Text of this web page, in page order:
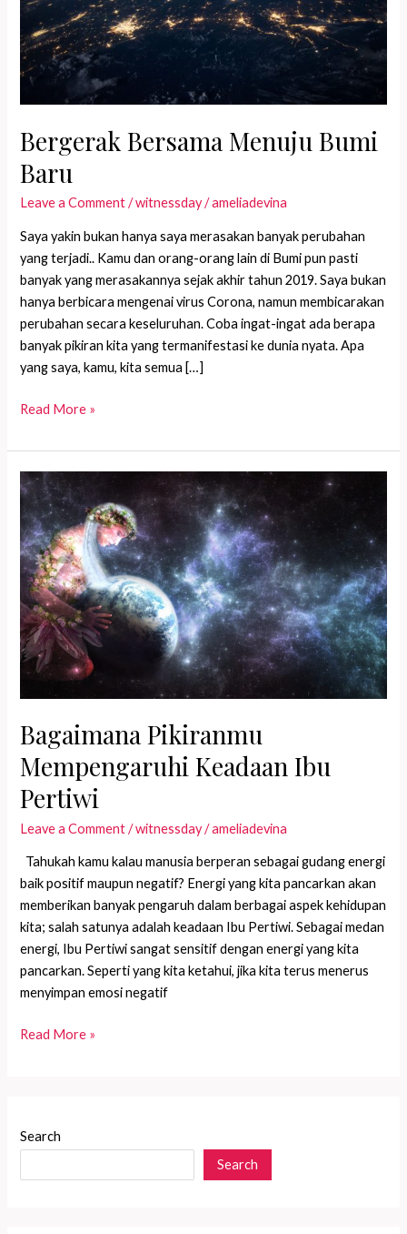
Bergerak Bersama Menuju Bumi
Baru
Leave a Comment /witnessday/ameliadevina
Saya yakin bukan hanya saya merasakan banyak perubahan
yang terjadi.. Kamu dan orang-orang lain di Bumi pun pasti
banyak yang merasakannya sejak akhir tahun 2019. Saya bukan
hanya berbicara mengenai virus Corona, namun membicarakan
perubahan secara keseluruhan. Coba ingat-ingat ada berapa
banyak pikiran kita yang termanifestasi ke dunia nyata. Apa
yang saya, kamu, kita semua […]
Bergerak
Menuju
Bumi
Baru
Read More »
Bagaimana Pikiranmu
Mempengaruhi Keadaan Ibu
Pertiwi
Leave a Comment /witnessday/ameliadevina
Tahukah kamu kalau manusia berperan sebagai gudang energi
baik positif maupun negatif? Energi yang kita pancarkan akan
memberikan banyak pengaruh dalam berbagai aspek kehidupan
kita; salah satunya adalah keadaan Ibu Pertiwi. Sebagai medan
energi, Ibu Pertiwi sangat sensitif dengan energi yang kita
pancarkan. Seperti yang kita ketahui, jika kita terus menerus
menyimpan emosi negatif
Bagaimana
Pertiwi
Read More »
Search
Search